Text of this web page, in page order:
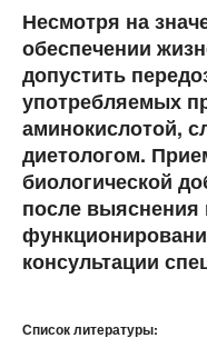
Несмотря на
обеспечении
допустить
употребляемых
аминокислотой,
диетологом.
биологической
после выяснения
консультации
Список литературы: